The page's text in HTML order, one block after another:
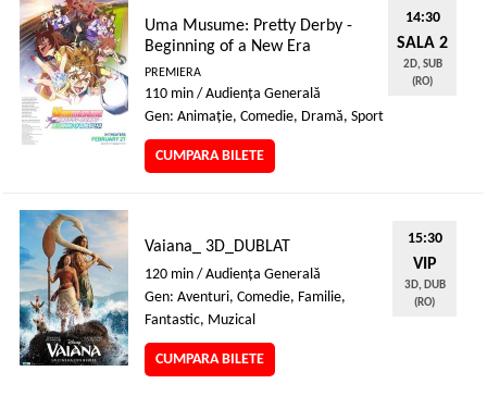
Uma Musume: Pretty Derby -
Beginning of a New Era
PREMIERA
110 min / Audienţa Generală
Gen: Animaţie, Comedie, Dramă, Sport
CUMPARA BILETE
14:30
SALA 2
2D, SUB
(RO)
Vaiana_ 3D_DUBLAT
120 min / Audienţa Generală
Gen: Aventuri, Comedie, Familie,
Fantastic, Muzical
CUMPARA BILETE
15:30
VIP
3D, DUB
(RO)